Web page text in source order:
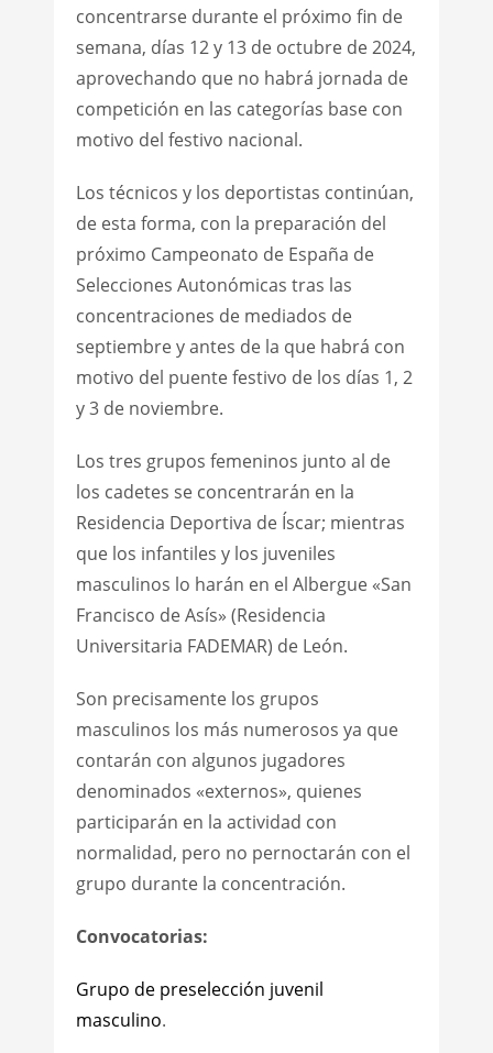
concentrarse durante el próximo fin de
semana, días 12 y 13 de octubre de 2024,
aprovechando que no habrá jornada de
competición en las categorías base con
motivo del festivo nacional.
Los técnicos y los deportistas continúan,
de esta forma, con la preparación del
próximo Campeonato de España de
Selecciones Autonómicas tras las
concentraciones de mediados de
septiembre y antes de la que habrá con
motivo del puente festivo de los días 1, 2
y 3 de noviembre.
Los tres grupos femeninos junto al de
los cadetes se concentrarán en la
Residencia Deportiva de Íscar; mientras
que los infantiles y los juveniles
masculinos lo harán en el Albergue «San
Francisco de Asís» (Residencia
Universitaria FADEMAR) de León.
Son precisamente los grupos
masculinos los más numerosos ya que
contarán con algunos jugadores
denominados «externos», quienes
participarán en la actividad con
normalidad, pero no pernoctarán con el
grupo durante la concentración.
Convocatorias:
Grupo de preselección juvenil
masculino.